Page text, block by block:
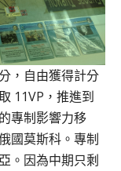
，自由獲得計分
11VP，推進到
專制影響力移
國莫斯科。專制
。因為中期只剩